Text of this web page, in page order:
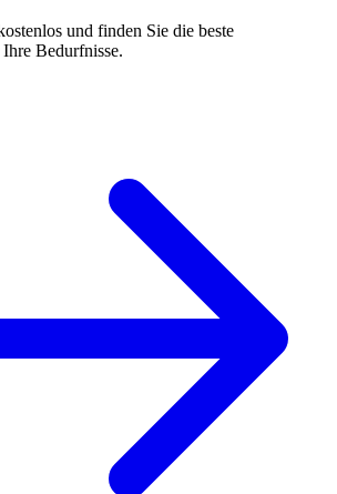
und finden Sie die beste
Bedurfnisse.